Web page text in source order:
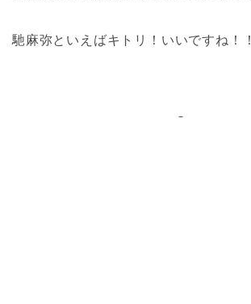
馳麻弥といえばキトリ！いいですね！！